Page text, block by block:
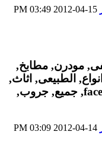
03:49 PM
03:09 PM